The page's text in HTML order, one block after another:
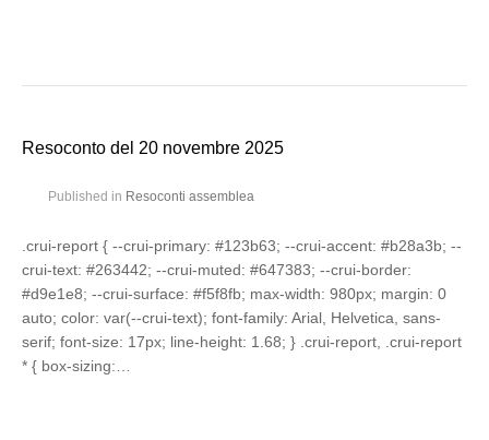
Resoconto del 20 novembre 2025
Published in Resoconti assemblea
.crui-report { --crui-primary: #123b63; --crui-accent: #b28a3b; --
crui-text: #263442; --crui-muted: #647383; --crui-border:
#d9e1e8; --crui-surface: #f5f8fb; max-width: 980px; margin: 0
auto; color: var(--crui-text); font-family: Arial, Helvetica, sans-
serif; font-size: 17px; line-height: 1.68; } .crui-report, .crui-report
* { box-sizing:…